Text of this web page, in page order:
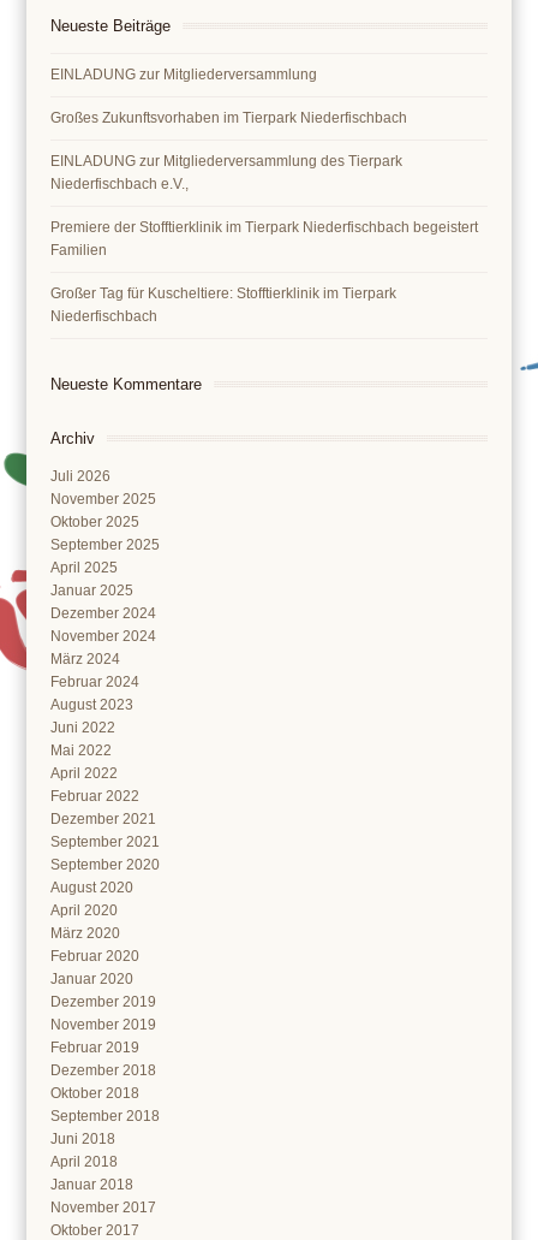
Neueste Beiträge
EINLADUNG zur Mitgliederversammlung
Großes Zukunftsvorhaben im Tierpark Niederfischbach
EINLADUNG zur Mitgliederversammlung des Tierpark
Niederfischbach e.V.,
Premiere der Stofftierklinik im Tierpark Niederfischbach begeistert
Familien
Großer Tag für Kuscheltiere: Stofftierklinik im Tierpark
Niederfischbach
Neueste Kommentare
Archiv
Juli 2026
November 2025
Oktober 2025
September 2025
April 2025
Januar 2025
Dezember 2024
November 2024
März 2024
Februar 2024
August 2023
Juni 2022
Mai 2022
April 2022
Februar 2022
Dezember 2021
September 2021
September 2020
August 2020
April 2020
März 2020
Februar 2020
Januar 2020
Dezember 2019
November 2019
Februar 2019
Dezember 2018
Oktober 2018
September 2018
Juni 2018
April 2018
Januar 2018
November 2017
Oktober 2017